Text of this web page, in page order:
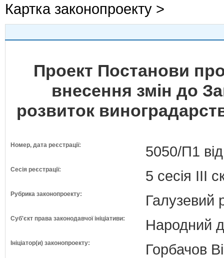
Картка законопроекту >
Проект Постанови
внесення змін до
розвиток
Номер, дата реєстрації: 5050/П1
Сесія реєстрації: 5 сесія III
Рубрика законопроекту: Галузевий
Суб'єкт права законодавчої ініціативи: Народний
Ініціатор(и) законопроекту: Горбачов